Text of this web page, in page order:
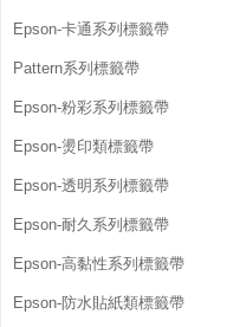
Epson-卡通系列標籤帶
Pattern系列標籤帶
Epson-粉彩系列標籤帶
Epson-燙印類標籤帶
Epson-透明系列標籤帶
Epson-耐久系列標籤帶
Epson-高黏性系列標籤帶
Epson-防水貼紙類標籤帶